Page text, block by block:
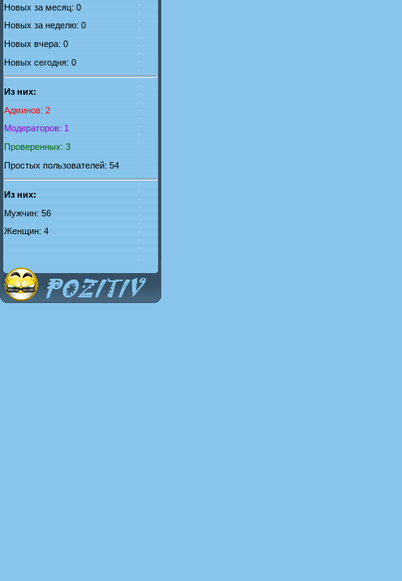
Новых за месяц: 0
Новых за неделю: 0
Новых вчера: 0
Новых сегодня: 0
Из них:
Админов: 2
Модераторов: 1
Проверенных: 3
Простых пользователей: 54
Из них:
Мужчин: 56
Женщин: 4